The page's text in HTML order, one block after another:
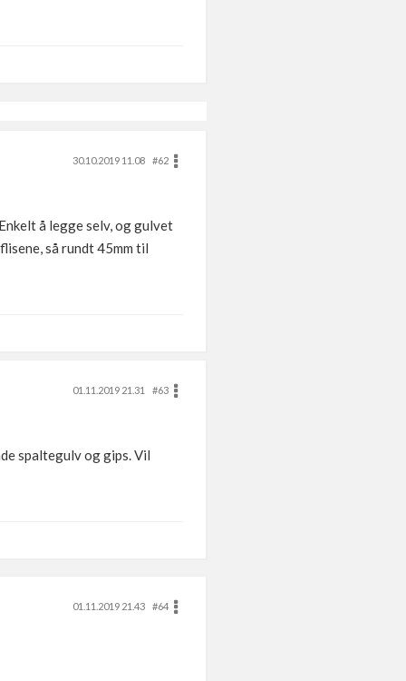
30.10.2019 11.08
#62
å legge selv, og gulvet
så rundt 45mm til
01.11.2019 21.31
#63
spaltegulv og gips. Vil
01.11.2019 21.43
#64